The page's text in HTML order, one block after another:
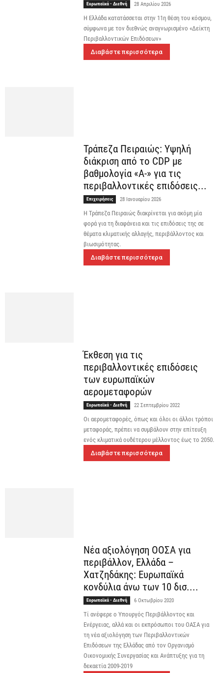
Ευρωπαϊκά - Διεθνή 28 Απριλίου 2026
Η Ελλάδα κατατάσσεται στην 11η θέση του κόσμου,
σύμφωνα με τον διεθνώς αναγνωρισμένο «Δείκτη
Περιβαλλοντικών Επιδόσεων»
Διαβάστε περισσότερα
Τράπεζα Πειραιώς: Υψηλή
διάκριση από το CDP με
βαθμολογία «A-» για τις
περιβαλλοντικές επιδόσεις...
Επιχειρήσεις 28 Ιανουαρίου 2026
Η Τράπεζα Πειραιώς διακρίνεται για ακόμη μία
φορά για τη διαφάνεια και τις επιδόσεις της σε
θέματα κλιματικής αλλαγής, περιβάλλοντος και
βιωσιμότητας.
Διαβάστε περισσότερα
Έκθεση για τις
περιβαλλοντικές επιδόσεις
των ευρωπαϊκών
αερομεταφορών
Ευρωπαϊκά - Διεθνή 22 Σεπτεμβρίου 2022
Οι αερομεταφορές, όπως και όλοι οι άλλοι τρόποι
μεταφοράς, πρέπει να συμβάλουν στην επίτευξη
ενός κλιματικά ουδέτερου μέλλοντος έως το 2050.
Διαβάστε περισσότερα
Νέα αξιολόγηση ΟΟΣΑ για
περιβάλλον, Ελλάδα –
Χατζηδάκης: Ευρωπαϊκά
κονδύλια άνω των 10 δισ....
Ευρωπαϊκά - Διεθνή 6 Οκτωβρίου 2020
Τί ανέφερε ο Υπουργός Περιβάλλοντος και
Ενέργειας, αλλά και οι εκπρόσωποι του ΟΑΣΑ για
τη νέα αξιολόγηση των Περιβαλλοντικών
Επιδόσεων της Ελλάδας από τον Οργανισμό
Οικονομικής Συνεργασίας και Ανάπτυξης για τη
δεκαετία 2009-2019